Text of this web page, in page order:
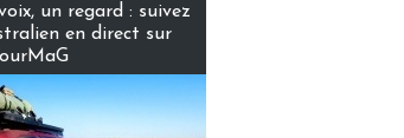
un regard : suivez
en direct sur